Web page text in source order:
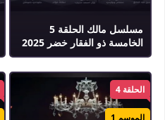
مسلسل مالك الحلقة 5
الخامسة ذو الفقار خضر 2025
الحلقة 4
الموسم 1